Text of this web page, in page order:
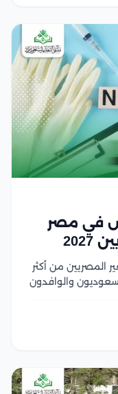
في مصر
المصريين من أكثر
والوافدون